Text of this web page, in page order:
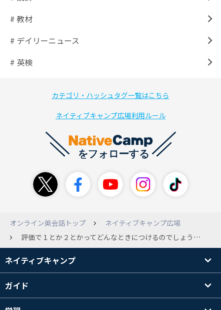
# 教材
# デイリーニュース
# 英検
カテゴリ・ハッシュタグ一覧はこちら
ネイティブキャンプ広場利用ルール
オンライン英会話トップ
ネイティブキャンプ広場
評価で１とか２とかってどんなときにつけるのでしょうか？
ネイティブキャンプ
ガイド